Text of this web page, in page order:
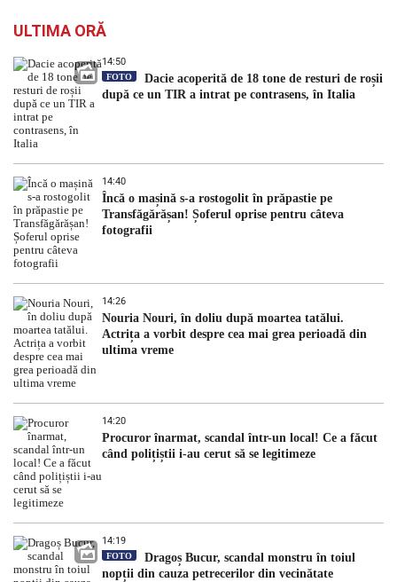
ULTIMA ORĂ
14:50
FOTO
Dacie acoperită de 18 tone de resturi de roșii
după ce un TIR a intrat pe contrasens, în Italia
14:40
Încă o mașină s-a rostogolit în prăpastie pe
Transfăgărășan! Șoferul oprise pentru câteva
fotografii
14:26
Nouria Nouri, în doliu după moartea tatălui.
Actrița a vorbit despre cea mai grea perioadă din
ultima vreme
14:20
Procuror înarmat, scandal într-un local! Ce a făcut
când polițiștii i-au cerut să se legitimeze
14:19
FOTO
Dragoș Bucur, scandal monstru în toiul
nopții din cauza petrecerilor din vecinătate